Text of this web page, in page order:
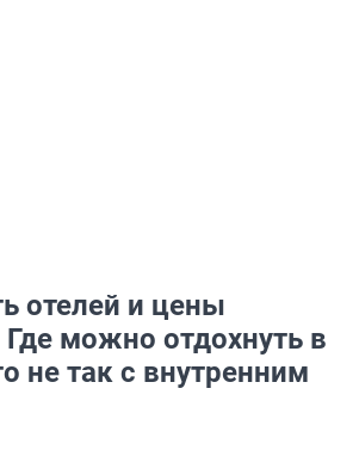
отелей и цены
можно отдохнуть в
не так с внутренним